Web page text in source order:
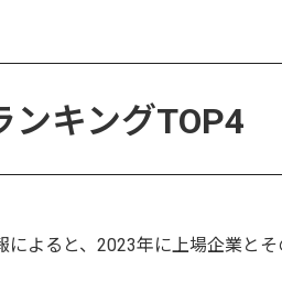
ンキングTOP4
によると、2023年に上場企業と